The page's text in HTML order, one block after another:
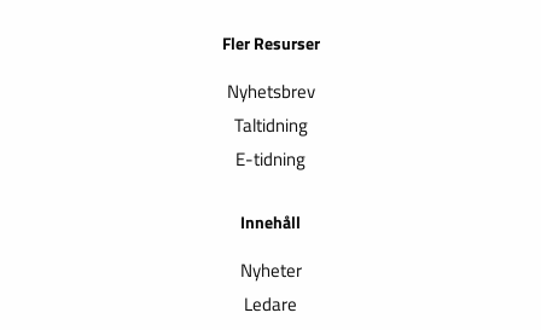
Fler Resurser
Nyhetsbrev
Taltidning
E-tidning
Innehåll
Nyheter
Ledare